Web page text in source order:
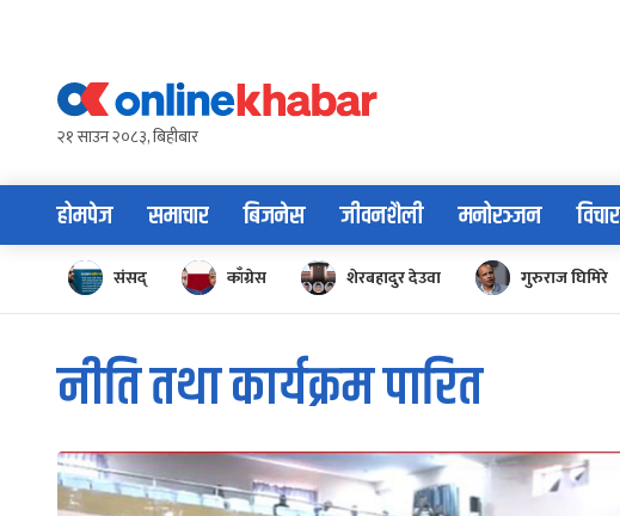
content२१ साउन २०८३, बिहीबार
होमपेज समाचार बिजनेस जीवनशैली मनोरञ्जन विचार
संसद् काँग्रेस शेरबहादुर देउवा गुरुराज घिमिरे
नीति तथा कार्यक्रम पारित